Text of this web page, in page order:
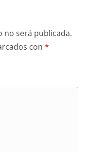
no será publicada.
con *